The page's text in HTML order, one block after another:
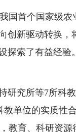
国首个国家级
创新驱动转换，
探索了有益经验。
研究所等7所科
单位的实质性
教育、科研资源